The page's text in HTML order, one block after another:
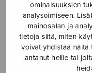
ominaisuuksien
analysoimiseen.
mainosalan ja
tietoja siitä, miten
voivat yhdistää
antanut heille tai
SOITINKOULUT
SOITINMUSIIKKI
YKSINLAULU